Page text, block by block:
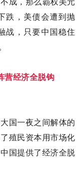
跌，美债会遭到抛
战，只要中国稳住
营经济全脱钩
国一夜之间解体的
殖民资本用市场化
国提供了经济全脱